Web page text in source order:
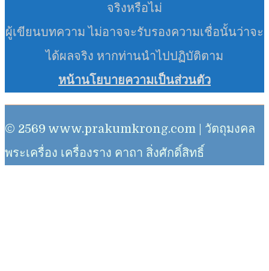
จริงหรือไม่
ผู้เขียนบทความ ไม่อาจจะรับรองความเชื่อนั้นว่าจะ
ได้ผลจริง หากท่านนำไปปฏิบัติตาม
หน้านโยบายความเป็นส่วนตัว
© 2569 www.prakumkrong.com | วัตถุมงคล
พระเครื่อง เครื่องราง คาถา สิ่งศักดิ์สิทธิ์